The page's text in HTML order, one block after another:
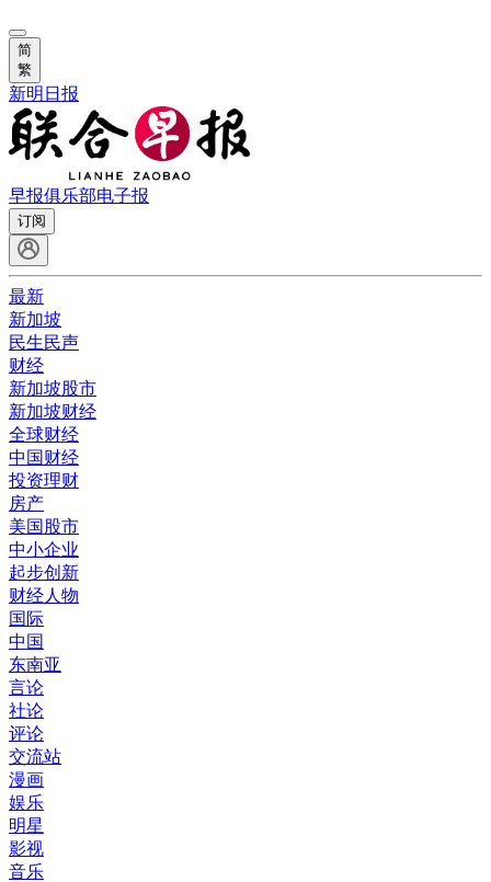
简
繁
新明日报
早报俱乐部电子报
订阅
最新
新加坡
民生民声
财经
新加坡股市
新加坡财经
全球财经
中国财经
投资理财
房产
美国股市
中小企业
起步创新
财经人物
国际
中国
东南亚
言论
社论
评论
交流站
漫画
娱乐
明星
影视
音乐